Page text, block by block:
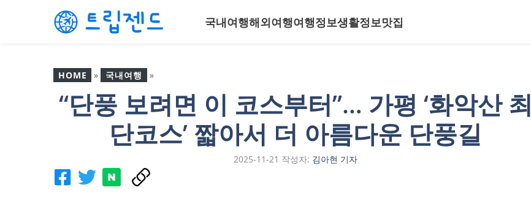
국내여행해외여행여행정보생활정보맛집
HOME » 국내여행 »
“단풍 보려면 이 코스부
터”… 가평 ‘화악산 최단코
스’ 짧아서 더 아름다운 단
“단풍 보려면 이 코스부터”… 가평 ‘화악산 최
단코스’ 짧아서 더 아름다운 단풍길
2025-11-21 작성자: 김아현 기자